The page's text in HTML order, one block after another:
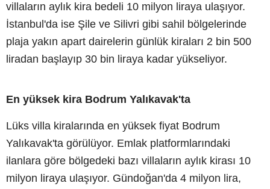
villaların aylık kira bedeli 10 milyon liraya ulaşıyor.
İstanbul'da ise Şile ve Silivri gibi sahil bölgelerinde
plaja yakın apart dairelerin günlük kiraları 2 bin 500
liradan başlayıp 30 bin liraya kadar yükseliyor.
En yüksek kira Bodrum Yalıkavak'ta
Lüks villa kiralarında en yüksek fiyat Bodrum
Yalıkavak'ta görülüyor. Emlak platformlarındaki
ilanlara göre bölgedeki bazı villaların aylık kirası 10
milyon liraya ulaşıyor. Gündoğan'da 4 milyon lira,